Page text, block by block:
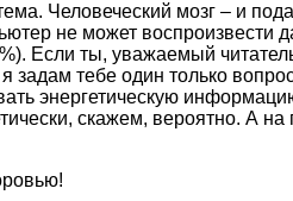
Человеческий мозг – и
не может воспроизвести
Если ты, уважаемый
тебе один только
энергетическую
скажем, вероятно. А на